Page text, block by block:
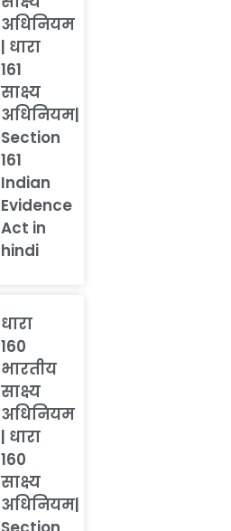
अधिनियम
| धारा
161
साक्ष्य
अधिनियम|
Section
161
Indian
Evidence
Act in
hindi
धारा
160
भारतीय
साक्ष्य
अधिनियम
| धारा
160
साक्ष्य
अधिनियम|